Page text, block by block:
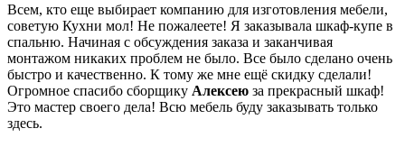
Всем, кто еще выбирает компанию для изготовления мебели,
советую Кухни мол! Не пожалеете! Я заказывала шкаф-купе в
спальню. Начиная с обсуждения заказа и заканчивая
монтажом никаких проблем не было. Все было сделано очень
быстро и качественно. К тому же мне ещё скидку сделали!
Огромное спасибо сборщику Алексею за прекрасный шкаф!
Это мастер своего дела! Всю мебель буду заказывать только
здесь.